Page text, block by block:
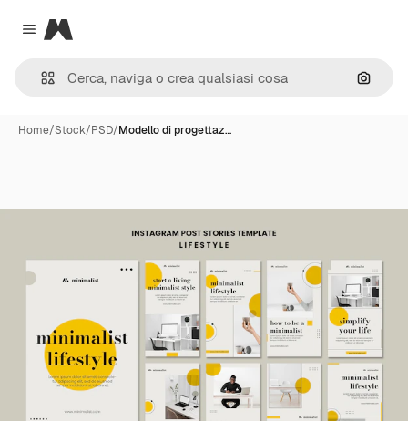
Close menu
Magnific
Cerca
Home/Stock/PSD/Modello di progettaz…